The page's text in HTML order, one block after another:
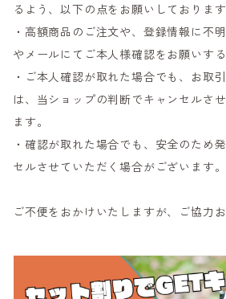
るよう、以下の点をお願いしております
・高額商品のご注文や、登録情報に不
やメールにてご本人様確認をお願いする
・ご本人確認が取れた場合でも、お取
は、当ショップの判断でキャンセルさ
ます。
・確認が取れた場合でも、安全のため
セルさせていただく場合がございます。
ご不便をおかけいたしますが、ご協力